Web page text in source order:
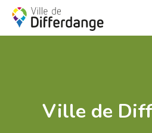
Ville de